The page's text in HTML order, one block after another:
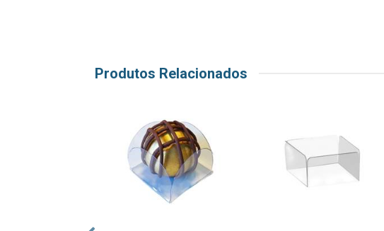
Produtos Relacionados